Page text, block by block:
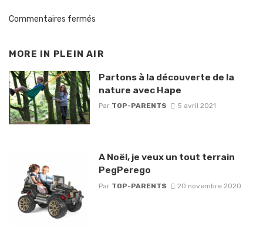
Commentaires fermés
MORE IN PLEIN AIR
Partons à la découverte de la
nature avec Hape
Par TOP-PARENTS 5 avril 2021
A Noël, je veux un tout terrain
PegPerego
Par TOP-PARENTS 20 novembre 2020